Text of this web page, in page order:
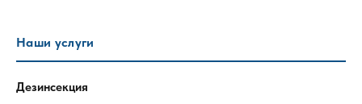
Наши услуги
Дезинсекция